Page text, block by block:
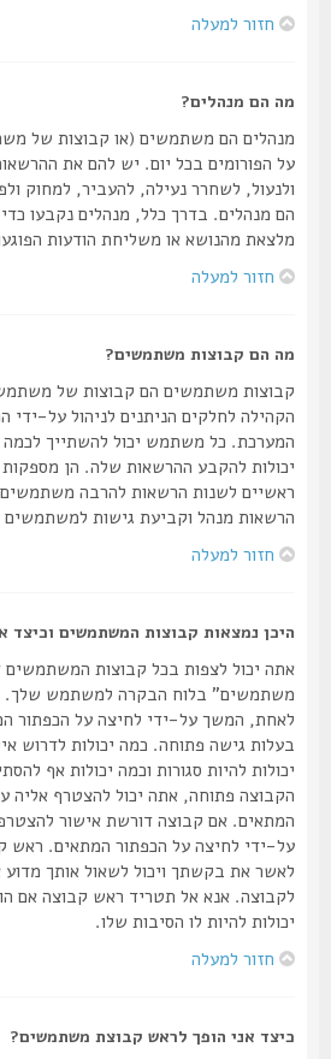
חזור למעלה
מה הם מנהלים?
מנהלים הם משתמשים (או קבוצות של
על הפורומים בכל יום. יש להם את ההרשאות
ולנעול, לשחרר נעילה, להעביר, למחוק ולפצל
הם מנהלים. בדרך כלל, מנהלים נקבעו כדי
מלצאת מהנושא או משליחת הודעות הפוגעות
חזור למעלה
מה הם קבוצות משתמשים?
קבוצות משתמשים הם קבוצות של משתמשים
הקהילה לחלקים הניתנים לניהול על-ידי
המערכת. כל משתמש יכול להשתייך לכמה
יכולות להקבע ההרשאות שלה. הן מספקות
ראשיים לשנות הרשאות להרבה משתמשים
הרשאות מנהל וקביעת גישות למשתמשים
חזור למעלה
היכן נמצאות קבוצות המשתמשים וכיצד אני
אתה יכול לצפות בכל קבוצות המשתמשים דרך
משתמשים” בלוח הבקרה למשתמש שלך. אם
לאחת, המשך על-ידי לחיצה על הכפתור
בעלות גישה פתוחה. כמה יכולות לדרוש
יכולות להיות סגורות וכמה יכולות אף
הקבוצה פתוחה, אתה יכול להצטרף אליה על-
המתאים. אם קבוצה דורשת אישור להצטרפות
על-ידי לחיצה על הכפתור המתאים. ראש
לאשר את בקשתך ויכול לשאול אותך מדוע
לקבוצה. אנא אל תטריד ראש קבוצה אם הוא
יכולות להיות לו הסיבות שלו.
חזור למעלה
כיצד אני הופך לראש קבוצת משתמשים?